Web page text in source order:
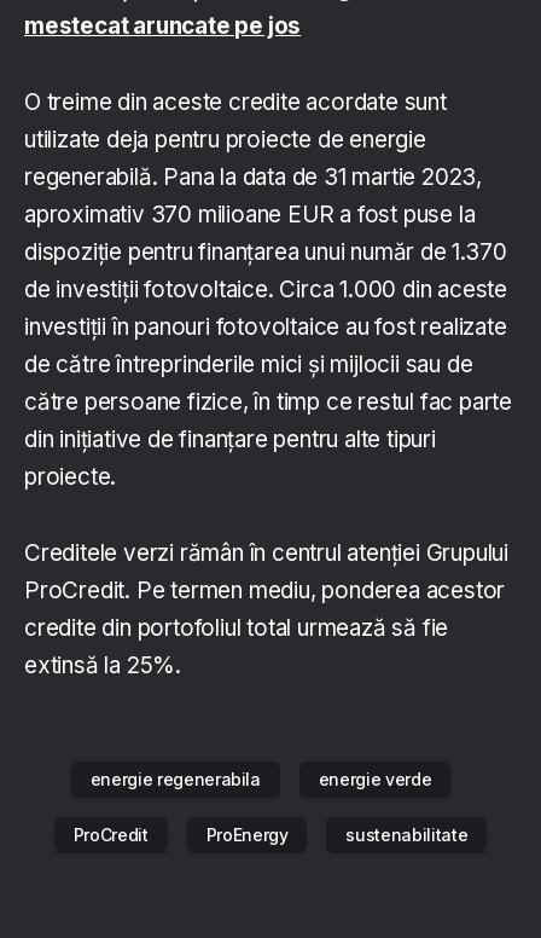
mestecat aruncate pe jos
O treime din aceste credite acordate sunt
utilizate deja pentru proiecte de energie
regenerabilă. Pana la data de 31 martie 2023,
aproximativ 370 milioane EUR a fost puse la
dispoziție pentru finanțarea unui număr de 1.370
de investiții fotovoltaice. Circa 1.000 din aceste
investiții în panouri fotovoltaice au fost realizate
de către întreprinderile mici și mijlocii sau de
către persoane fizice, în timp ce restul fac parte
din inițiative de finanțare pentru alte tipuri
proiecte.
Creditele verzi rămân în centrul atenției Grupului
ProCredit. Pe termen mediu, ponderea acestor
credite din portofoliul total urmează să fie
extinsă la 25%.
energie regenerabila energie verde
ProCredit ProEnergy sustenabilitate